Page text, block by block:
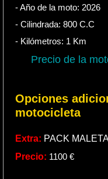
- Año de la moto: 2026
- Cilindrada: 800 C.C
- Kilómetros: 1 Km
Precio de la
Opciones
motocicleta
Extra: PACK
Precio: 1100 €